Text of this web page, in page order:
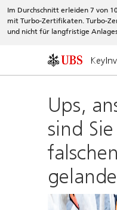
Im Durchschnitt erleiden 7 von
mit Turbo-Zertifikaten. Turbo-
und nicht für langfristige
Ups,
sind